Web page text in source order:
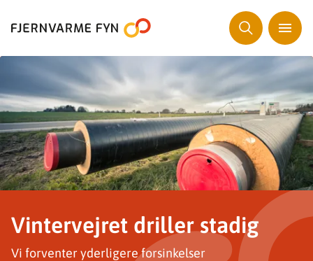
Vintervejret driller stadig
Vi forventer yderligere forsinkelser